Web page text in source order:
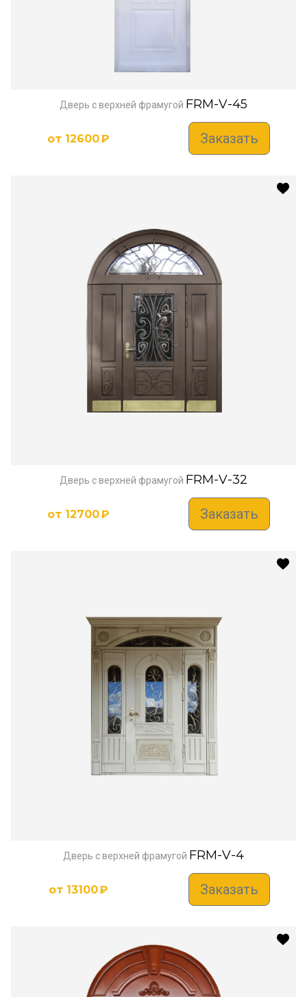
Дверь с верхней фрамугой FRM-V-45
от 12600₽ Заказать
Дверь с верхней фрамугой FRM-V-32
от 12700₽ Заказать
Дверь с верхней фрамугой FRM-V-4
от 13100₽ Заказать